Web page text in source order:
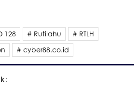
128 # Rutilahu
# RTLH
# cyber88.co.id
: